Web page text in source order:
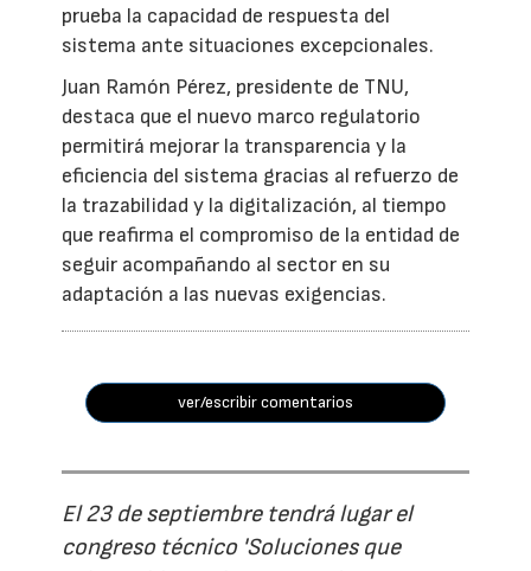
prueba la capacidad de respuesta del
sistema ante situaciones excepcionales.
Juan Ramón Pérez, presidente de TNU,
destaca que el nuevo marco regulatorio
permitirá mejorar la transparencia y la
eficiencia del sistema gracias al refuerzo de
la trazabilidad y la digitalización, al tiempo
que reafirma el compromiso de la entidad de
seguir acompañando al sector en su
adaptación a las nuevas exigencias.
ver/escribir comentarios
El 23 de septiembre tendrá lugar el
congreso técnico 'Soluciones que